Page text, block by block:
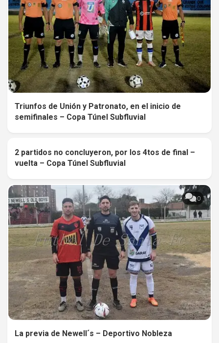
Triunfos de Unión y Patronato, en el inicio de
semifinales – Copa Túnel Subfluvial
2 partidos no concluyeron, por los 4tos de final –
vuelta – Copa Túnel Subfluvial
0
La previa de Newell´s – Deportivo Nobleza